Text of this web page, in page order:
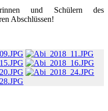
und Schülern des
Abschlüssen!